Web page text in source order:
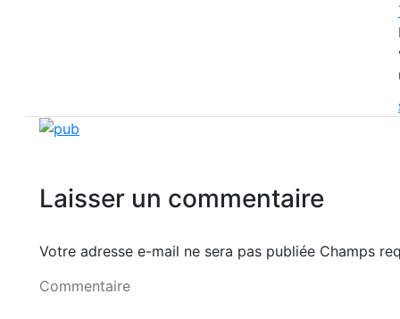
Laisser un commentaire
Votre adresse e-mail ne sera pas publiée Champs
Commentaire